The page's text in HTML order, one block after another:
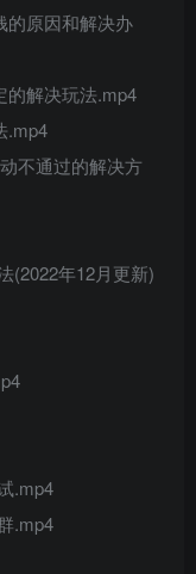
的原因和解决办
的解决玩法.mp4
.mp4
不通过的解决方
(2022年12月更新)
.mp4
.mp4